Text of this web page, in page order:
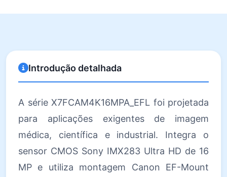
Introdução detalhada
A série X7FCAM4K16MPA_EFL foi projetada
para aplicações exigentes de imagem
médica, científica e industrial. Integra o
sensor CMOS Sony IMX283 Ultra HD de 16
MP e utiliza montagem Canon EF-Mount